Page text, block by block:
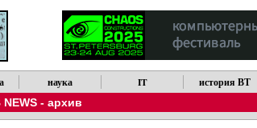
наука IT история ВТ
NEWS - архив